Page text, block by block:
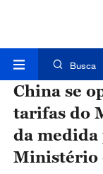
Busca
China se
tarifas do
da
Ministério